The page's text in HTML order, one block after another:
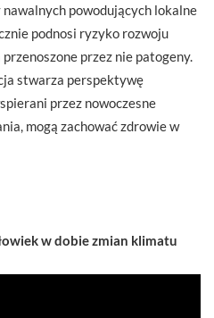
powodujących lokalne
podnosi ryzyko rozwoju
przez nie patogeny.
stwarza perspektywę
przez nowoczesne
mogą zachować zdrowie w
w dobie zmian klimatu